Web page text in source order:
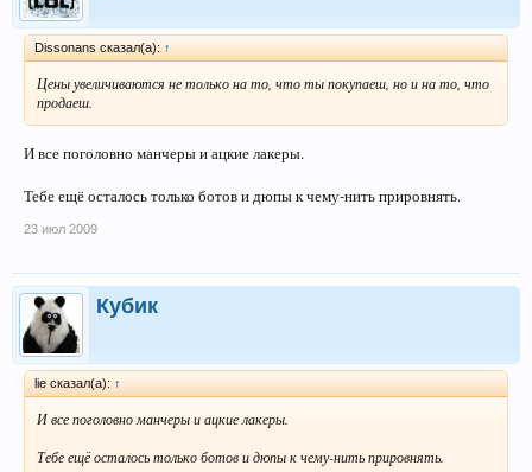
Dissonans сказал(а): ↑
Цены увеличиваются не только на то, что ты покупаеш, но и на то, что
продаеш.
И все поголовно манчеры и ацкие лакеры.
Тебе ещё осталось только ботов и дюпы к чему-нить прировнять.
23 июл 2009
Кубик
lie сказал(а): ↑
И все поголовно манчеры и ацкие лакеры.
Тебе ещё осталось только ботов и дюпы к чему-нить прировнять.